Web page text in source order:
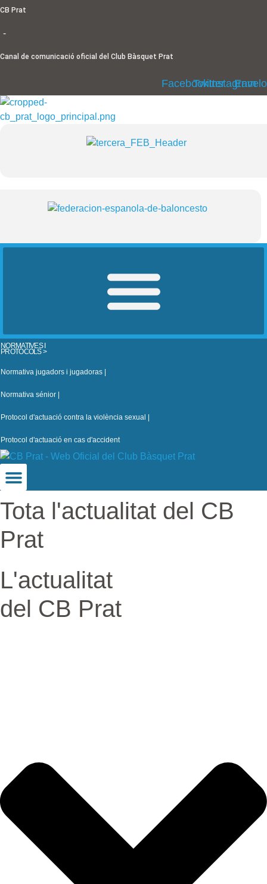
Ir
contenido
CB Prat
-
Canal de comunicació oficial del Club Bàsquet Prat
FacebookTwitterInstagram
NORMATIVES I
PROTOCOLS >
Normativa jugadors i jugadoras |
Normativa sénior |
Protocol d'actuació contra la violència sexual |
Protocol d'actuació en cas d'accident
Tota l'actualitat del CB
Prat
L'actualitat
del CB Prat